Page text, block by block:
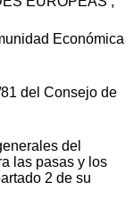
Económica
del Consejo de
del
las pasas y los
2 de su